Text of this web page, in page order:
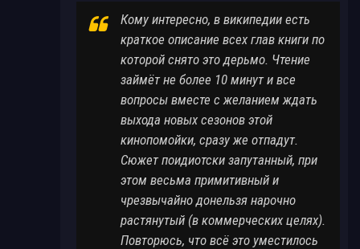
Кому интересно, в википедии есть
краткое описание всех глав книги по
которой снято это дерьмо. Чтение
займёт не более 10 минут и все
вопросы вместе с желанием ждать
выхода новых сезонов этой
кинопомойки, сразу же отпадут.
Сюжет поидиотски запутанный, при
этом весьма примитивный и
чрезвычайно донельзя нарочно
растянутый (в коммерческих целях).
Повторюсь, что всё это уместилось